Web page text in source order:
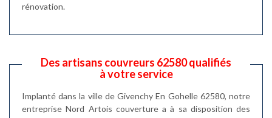
rénovation.
Des artisans couvreurs 62580 qualifiés
à votre service
Implanté dans la ville de Givenchy En Gohelle 62580, notre
entreprise Nord Artois couverture a à sa disposition des